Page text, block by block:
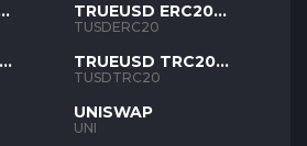
TRUEUSD ERC20
TUSD
TUSDERC20
TRUEUSD TRC20
TUSD
TUSDTRC20
UNISWAP
UNI